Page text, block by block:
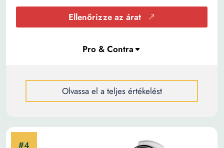
Ellenőrizze az árat
Olvassa el a teljes értékelést